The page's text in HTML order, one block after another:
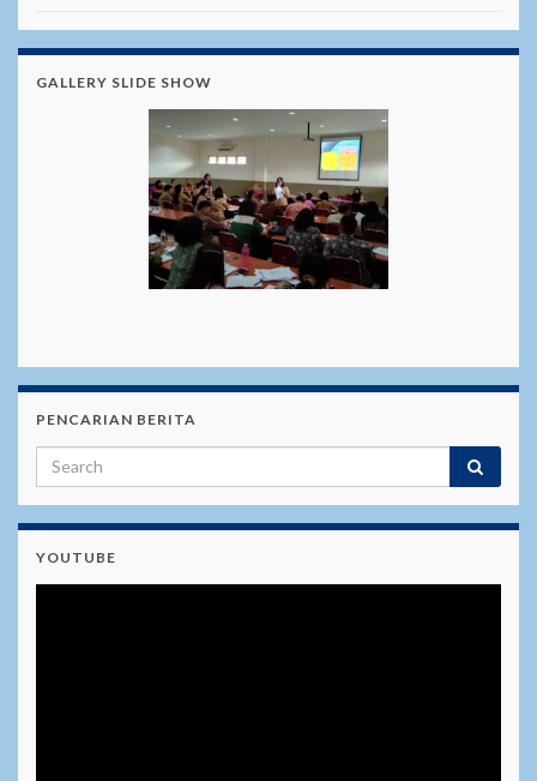
GALLERY SLIDE SHOW
PENCARIAN BERITA
YOUTUBE